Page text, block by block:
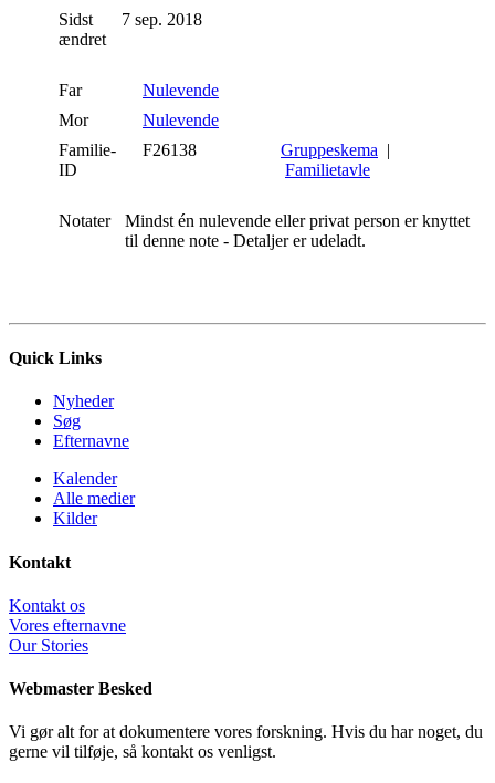
Sidst
ændret
7 sep. 2018
Far
Nulevende
Mor
Nulevende
Familie-
ID
F26138 Gruppeskema |
Familietavle
Notater
Mindst én nulevende eller privat person er knyttet
til denne note - Detaljer er udeladt.
Quick Links
Nyheder
Søg
Efternavne
Kalender
Alle medier
Kilder
Kontakt
Kontakt os
Vores efternavne
Our Stories
Webmaster Besked
Vi gør alt for at dokumentere vores forskning. Hvis du har noget, du
gerne vil tilføje, så kontakt os venligst.